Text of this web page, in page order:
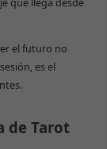
el futuro no
es el
de Tarot